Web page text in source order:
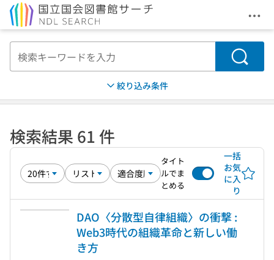
メ
検索
絞り込み条件
検索結果 61 件
タイト
ルでま
とめる
一括
お気
に入
り
DAO〈分散型自律組織〉の衝撃 :
Web3時代の組織革命と新しい働
き方